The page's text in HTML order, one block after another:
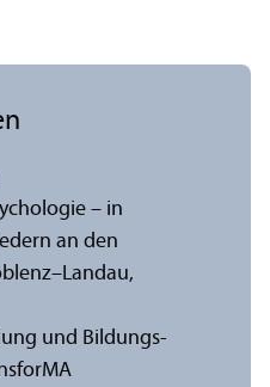
– in
an den
und Bildungs­